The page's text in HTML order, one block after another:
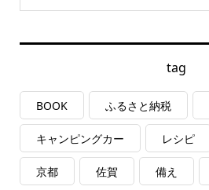
tag
BOOK ふるさと納税
キャンピングカー レシピ
京都 佐賀 備え